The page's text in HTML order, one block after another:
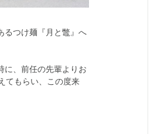
るつけ麺『月と鼈』へ
に、前任の先輩よりお
てもらい、この度来